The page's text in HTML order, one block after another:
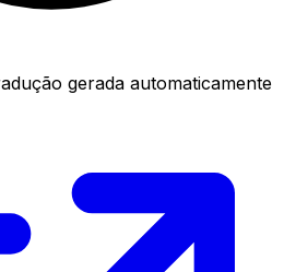
gerada automaticamente